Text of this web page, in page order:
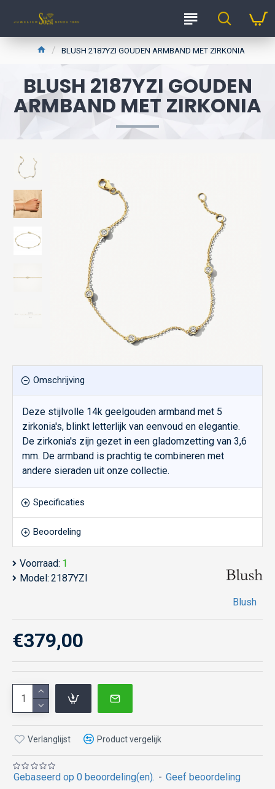
BLUSH 2187YZI GOUDEN ARMBAND MET ZIRKONIA
BLUSH 2187YZI GOUDEN
ARMBAND MET ZIRKONIA
Omschrijving
Deze stijlvolle 14k geelgouden armband met 5
zirkonia's, blinkt letterlijk van eenvoud en elegantie.
De zirkonia's zijn gezet in een gladomzetting van 3,6
mm. De armband is prachtig te combineren met
andere sieraden uit onze collectie.
Specificaties
Beoordeling
Voorraad: 1
Model: 2187YZI
Blush
Gebaseerd op 0 beoordeling(en). - Geef beoordeling
€379,00
Verlanglijst Product vergelijk